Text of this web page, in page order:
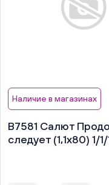
Наличие в магазинах
В7581 Салют
следует (1,1х80) 1/1/